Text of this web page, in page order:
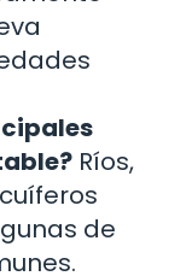
Ríos,
de